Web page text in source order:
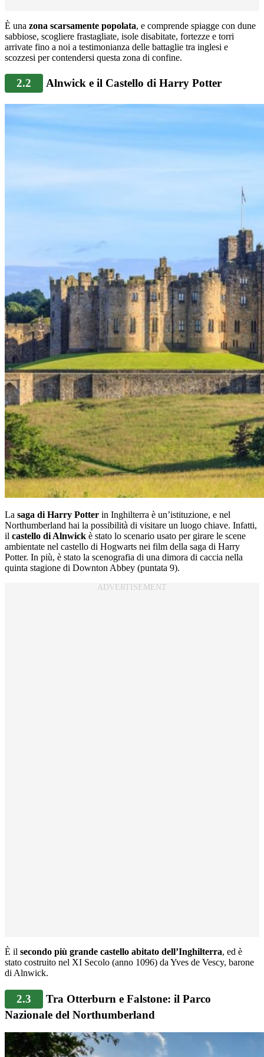
È una zona scarsamente popolata, e comprende spiagge con dune
sabbiose, scogliere frastagliate, isole disabitate, fortezze e torri
arrivate fino a noi a testimonianza delle battaglie tra inglesi e
scozzesi per contendersi questa zona di confine.
2.2 Alnwick e il Castello di Harry Potter
La saga di Harry Potter in Inghilterra è un’istituzione, e nel
Northumberland hai la possibilità di visitare un luogo chiave. Infatti,
il castello di Alnwick è stato lo scenario usato per girare le scene
ambientate nel castello di Hogwarts nei film della saga di Harry
Potter. In più, è stato la scenografia di una dimora di caccia nella
quinta stagione di Downton Abbey (puntata 9).
È il secondo più grande castello abitato dell’Inghilterra, ed è
stato costruito nel XI Secolo (anno 1096) da Yves de Vescy, barone
di Alnwick.
2.3
Tra Otterburn e Falstone: il Parco
Nazionale del Northumberland